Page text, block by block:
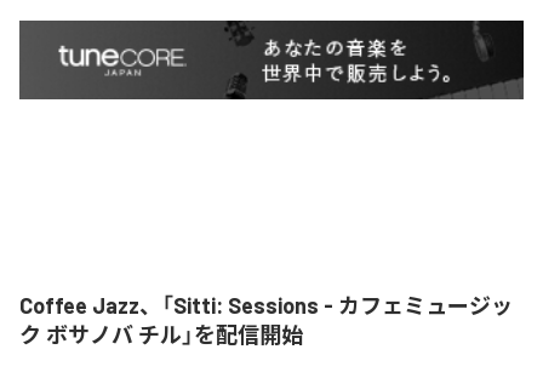
Coffee Jazz、「Sitti: Sessions - カフェミュージッ
ク ボサノバ チル」を配信開始